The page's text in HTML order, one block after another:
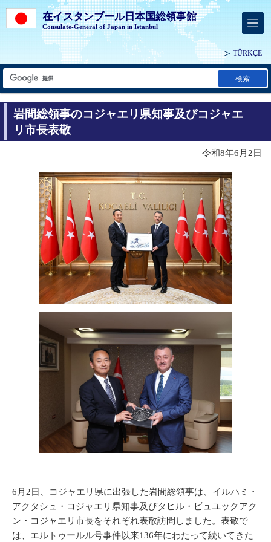
在イスタンブール日本国総領事館
Consulate-General of Japan in Istanbul
TÜRKÇE
検索
岩間総領事のコジャエリ県知事及びコジャエ
リ市長表敬
令和8年6月2日
6月2日、コジャエリ県に出張した岩間総領事は、イルハミ・
アクタシュ・コジャエリ県知事及びタヒル・ビュユックアク
ン・コジャエリ市長をそれぞれ表敬訪問しました。表敬で
は、エルトゥールル号事件以来136年にわたって続いてきた